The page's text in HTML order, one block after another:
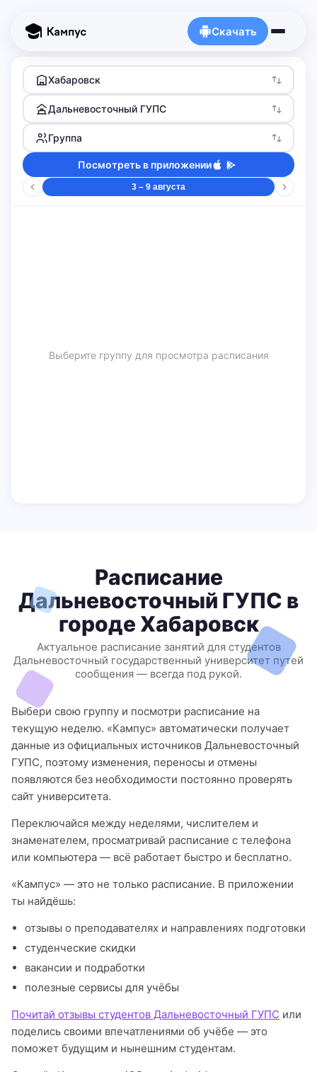
Скачать
Хабаровск
Дальневосточный ГУПС
Группа
Посмотреть в приложении
3 – 9 августа
Выберите группу для просмотра расписания
Расписание
Дальневосточный ГУПС в
городе Хабаровск
Актуальное расписание занятий для студентов
Дальневосточный государственный университет путей
сообщения — всегда под рукой.
Выбери свою группу и посмотри расписание на
текущую неделю. «Кампус» автоматически получает
данные из официальных источников Дальневосточный
ГУПС, поэтому изменения, переносы и отмены
появляются без необходимости постоянно проверять
сайт университета.
Переключайся между неделями, числителем и
знаменателем, просматривай расписание с телефона
или компьютера — всё работает быстро и бесплатно.
«Кампус» — это не только расписание. В приложении
ты найдёшь:
отзывы о преподавателях и направлениях подготовки
студенческие скидки
вакансии и подработки
полезные сервисы для учёбы
Почитай отзывы студентов Дальневосточный ГУПС или
поделись своими впечатлениями об учёбе — это
поможет будущим и нынешним студентам.